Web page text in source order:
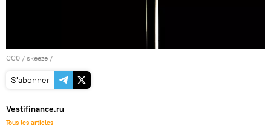
CC0 / skeeze /
S'abonner
Vestifinance.ru
Tous les articles